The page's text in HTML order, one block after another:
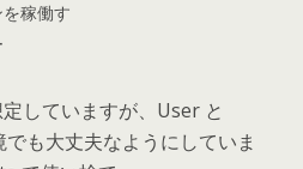
稼働す
していますが、User と
も大丈夫なようにしていま